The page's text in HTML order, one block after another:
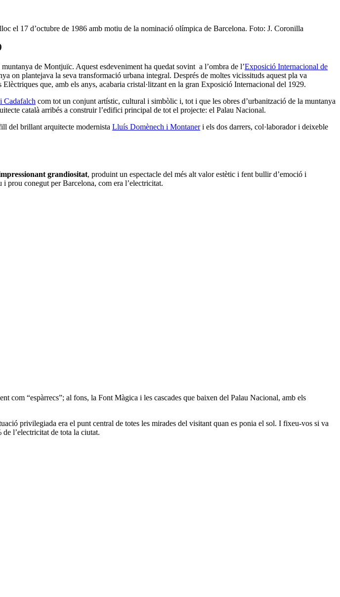
el 17 d’octubre de 1986 amb motiu de la nominació olímpica de Barcelona. Foto: J. Coronilla
de Montjuïc. Aquest esdeveniment ha quedat sovint a l’ombra de l’Exposició Internacional de
on plantejava la seva transformació urbana integral. Després de moltes vicissituds aquest pla va
que, amb els anys, acabaria cristal·litzant en la gran Exposició Internacional del 1929.
Cadafalch com tot un conjunt artístic, cultural i simbòlic i, tot i que les obres d’urbanització de la muntanya
català arribés a construir l’edifici principal de tot el projecte: el Palau Nacional.
del brillant arquitecte modernista Lluís Domènech i Montaneri els dos darrers, col·laborador i deixeble
grandiositat, produint un espectacle del més alt valor estètic i fent bullir d’emoció i
prou conegut per Barcelona, com era l’electricitat.
com “espàrrecs”; al fons, la Font Màgica i les cascades que baixen del Palau Nacional, amb els
privilegiada era el punt central de totes les mirades del visitant quan es ponia el sol. I fixeu-vos si va
l’electricitat de tota la ciutat.